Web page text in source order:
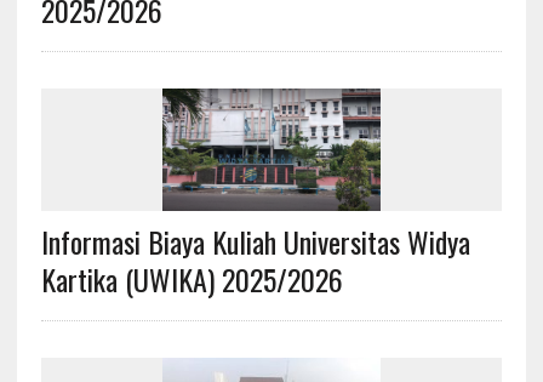
2025/2026
Informasi Biaya Kuliah Universitas Widya
Kartika (UWIKA) 2025/2026